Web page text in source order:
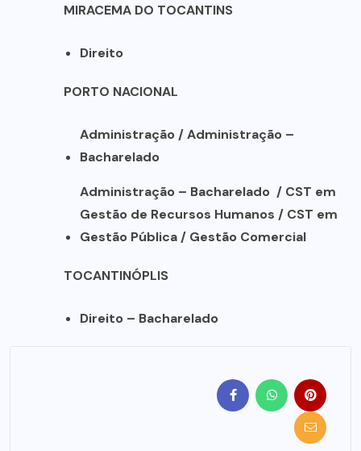
MIRACEMA DO TOCANTINS
Direito
PORTO NACIONAL
Administração / Administração –
Bacharelado
Administração – Bacharelado / CST em
Gestão de Recursos Humanos / CST em
Gestão Pública / Gestão Comercial
TOCANTINÓPLIS
Direito – Bacharelado